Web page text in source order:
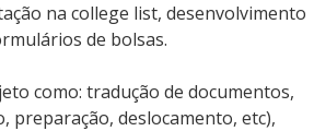
na college list, desenvolvimento
de bolsas.
como: tradução de documentos,
preparação, deslocamento, etc),